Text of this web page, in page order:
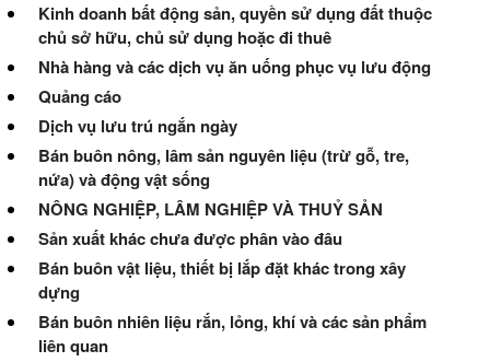
Kinh doanh bất động sản, quyền sử dụng đất thuộc
chủ sở hữu, chủ sử dụng hoặc đi thuê
Nhà hàng và các dịch vụ ăn uống phục vụ lưu động
Quảng cáo
Dịch vụ lưu trú ngắn ngày
Bán buôn nông, lâm sản nguyên liệu (trừ gỗ, tre,
nứa) và động vật sống
NÔNG NGHIỆP, LÂM NGHIỆP VÀ THUỶ SẢN
Sản xuất khác chưa được phân vào đâu
Bán buôn vật liệu, thiết bị lắp đặt khác trong xây
dựng
Bán buôn nhiên liệu rắn, lỏng, khí và các sản phẩm
liên quan